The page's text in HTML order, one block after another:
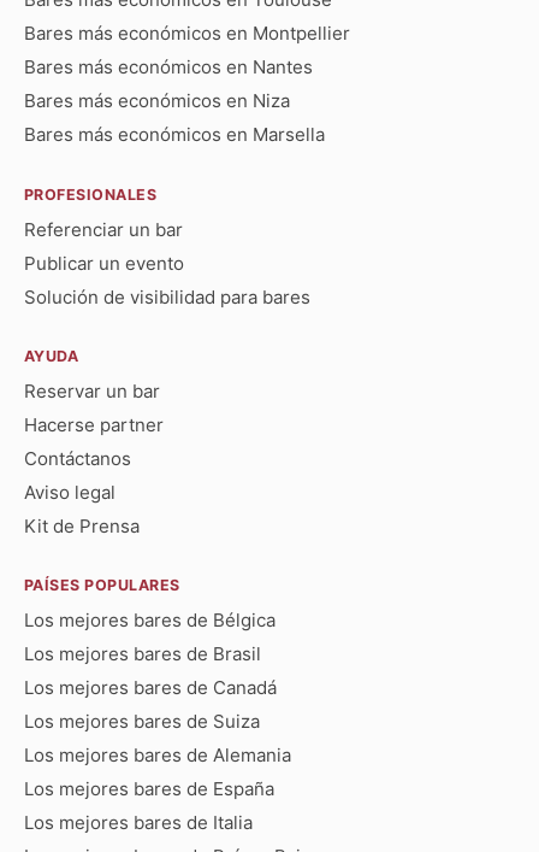
Bares más económicos en Montpellier
Bares más económicos en Nantes
Bares más económicos en Niza
Bares más económicos en Marsella
PROFESIONALES
Referenciar un bar
Publicar un evento
Solución de visibilidad para bares
AYUDA
Reservar un bar
Hacerse partner
Contáctanos
Aviso legal
Kit de Prensa
PAÍSES POPULARES
Los mejores bares de Bélgica
Los mejores bares de Brasil
Los mejores bares de Canadá
Los mejores bares de Suiza
Los mejores bares de Alemania
Los mejores bares de España
Los mejores bares de Italia